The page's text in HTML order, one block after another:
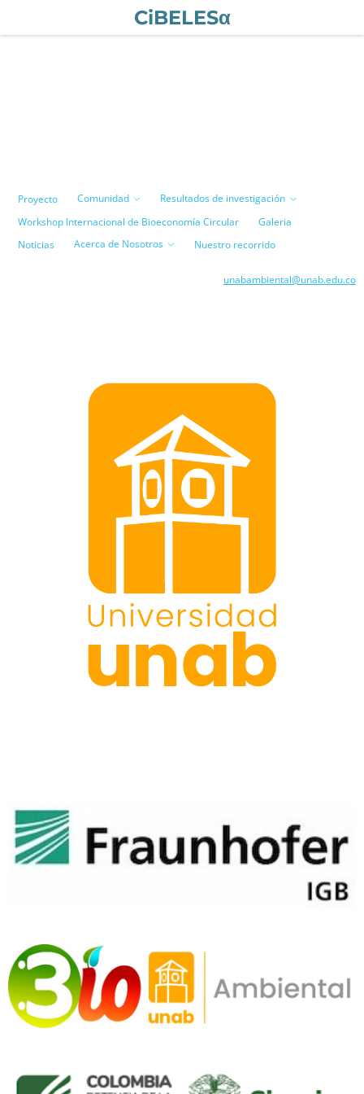
CiBELESα
Proyecto Comunidad
Resultados de investigación
Workshop Internacional de Bioeconomía Circular
Galeria
Noticias
Acerca de Nosotros Nuestro recorrido
unabambiental@unab.edu.co